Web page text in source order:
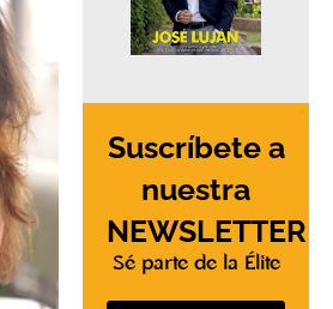
Suscríbete a
nuestra
NEWSLETTER
Sé parte de la Élite